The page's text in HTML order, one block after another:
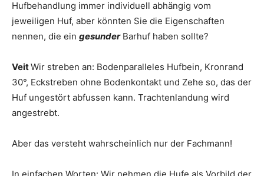
Hufbehandlung immer individuell abhängig vom
jeweiligen Huf, aber könnten Sie die Eigenschaften
nennen, die ein gesunderBarhuf haben sollte?
VeitWir streben an: Bodenparalleles Hufbein, Kronrand
30°, Eckstreben ohne Bodenkontakt und Zehe so, das der
Huf ungestört abfussen kann. Trachtenlandung wird
angestrebt.
Aber das versteht wahrscheinlich nur der Fachmann!
In einfachen Worten: Wir nehmen die Hufe als Vorbild der